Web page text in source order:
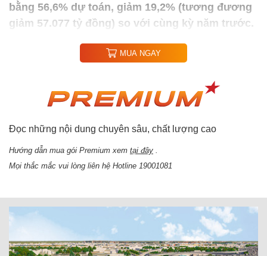
bằng 56,6% dự toán, giảm 19,2% (tương đương
giảm 57.077 tỷ đồng) so với cùng kỳ năm trước.
MUA NGAY
Đọc những nội dung chuyên sâu, chất lượng cao
Hướng dẫn mua gói Premium xem tại đây
Mọi thắc mắc vui lòng liên hệ Hotline 19001081